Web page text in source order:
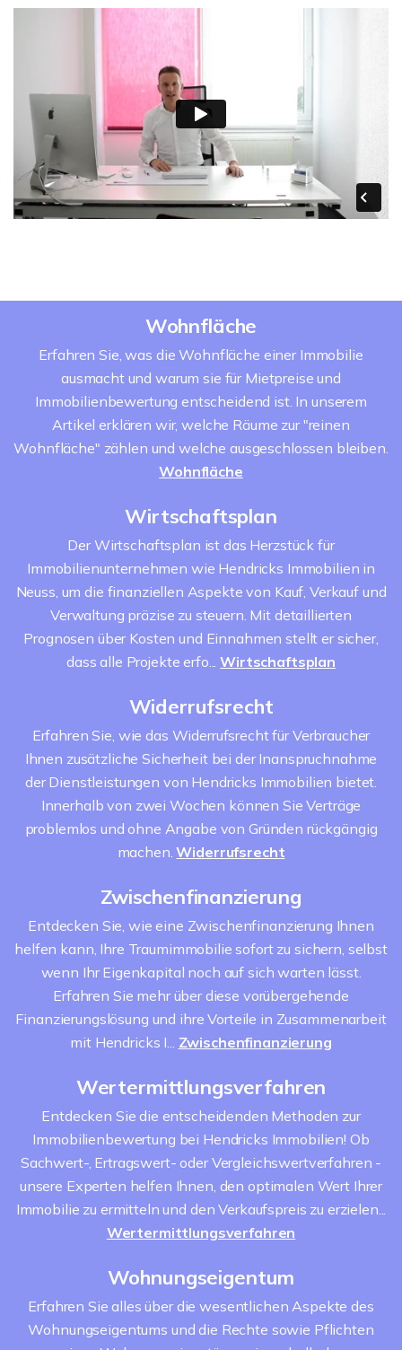
Wohnfläche
Erfahren Sie, was die Wohnfläche einer Immobilie
ausmacht und warum sie für Mietpreise und
Immobilienbewertung entscheidend ist. In unserem
Artikel erklären wir, welche Räume zur "reinen
Wohnfläche" zählen und welche ausgeschlossen bleiben.
Wohnfläche
Wirtschaftsplan
Der Wirtschaftsplan ist das Herzstück für
Immobilienunternehmen wie Hendricks Immobilien in
Neuss, um die finanziellen Aspekte von Kauf, Verkauf und
Verwaltung präzise zu steuern. Mit detaillierten
Prognosen über Kosten und Einnahmen stellt er sicher,
dass alle Projekte erfo...Wirtschaftsplan
Widerrufsrecht
Erfahren Sie, wie das Widerrufsrecht für Verbraucher
Ihnen zusätzliche Sicherheit bei der Inanspruchnahme
der Dienstleistungen von Hendricks Immobilien bietet.
Innerhalb von zwei Wochen können Sie Verträge
problemlos und ohne Angabe von Gründen rückgängig
machen.Widerrufsrecht
Zwischenfinanzierung
Entdecken Sie, wie eine Zwischenfinanzierung Ihnen
helfen kann, Ihre Traumimmobilie sofort zu sichern, selbst
wenn Ihr Eigenkapital noch auf sich warten lässt.
Erfahren Sie mehr über diese vorübergehende
Finanzierungslösung und ihre Vorteile in Zusammenarbeit
mit Hendricks I... Zwischenfinanzierung
Wertermittlungsverfahren
Entdecken Sie die entscheidenden Methoden zur
Immobilienbewertung bei Hendricks Immobilien! Ob
Sachwert-, Ertragswert- oder Vergleichswertverfahren -
unsere Experten helfen Ihnen, den optimalen Wert Ihrer
Immobilie zu ermitteln und den Verkaufspreis zu erzielen...
Wertermittlungsverfahren
Wohnungseigentum
Erfahren Sie alles über die wesentlichen Aspekte des
Wohnungseigentums und die Rechte sowie Pflichten